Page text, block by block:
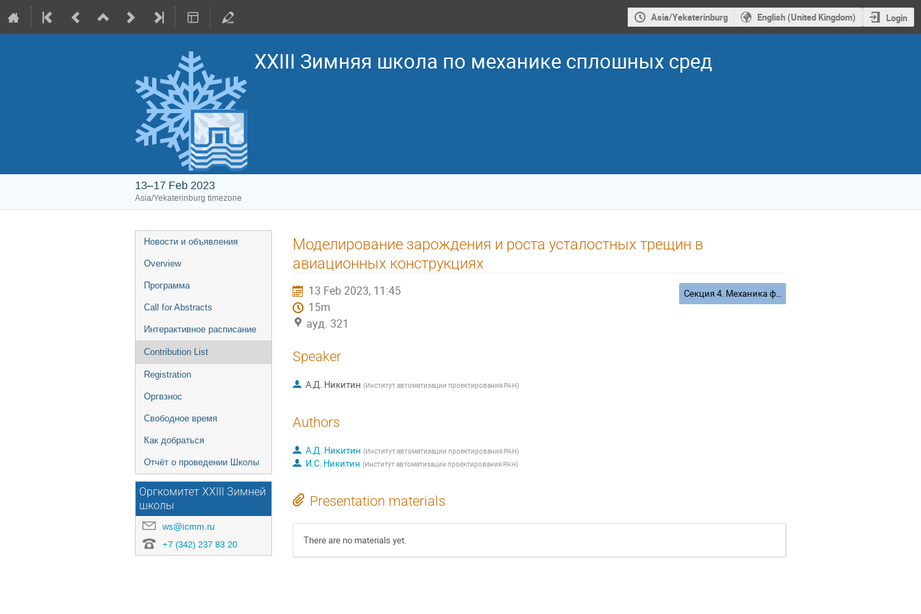
Asia/Yekaterinburg English (United Kingdom) Login
XXIII Зимняя школа по механике сплошных сред
13–17 Feb 2023
Asia/Yekaterinburg timezone
Event
menu
Новости и объявления
Overview
Программа
Call for Abstracts
Интерактивное расписание
Contribution List
Registration
Оргвзнос
Свободное время
Как добраться
Отчёт о проведении Школы
Оргкомитет XXIII Зимней
школы
ws@icmm.ru
+7 (342) 237 83 20
Моделирование зарождения и роста усталостных трещин в
авиационных конструкциях
13 Feb 2023, 11:45
15m
ауд. 321
Секция 4. Механика функциональных материалов
Speaker
А.Д. Никитин (Институт автоматизации проектирования РАН)
Authors
А.Д. Никитин (Институт автоматизации проектирования РАН)
И.С. Никитин (Институт автоматизации проектирования РАН)
Presentation materials
There are no materials yet.